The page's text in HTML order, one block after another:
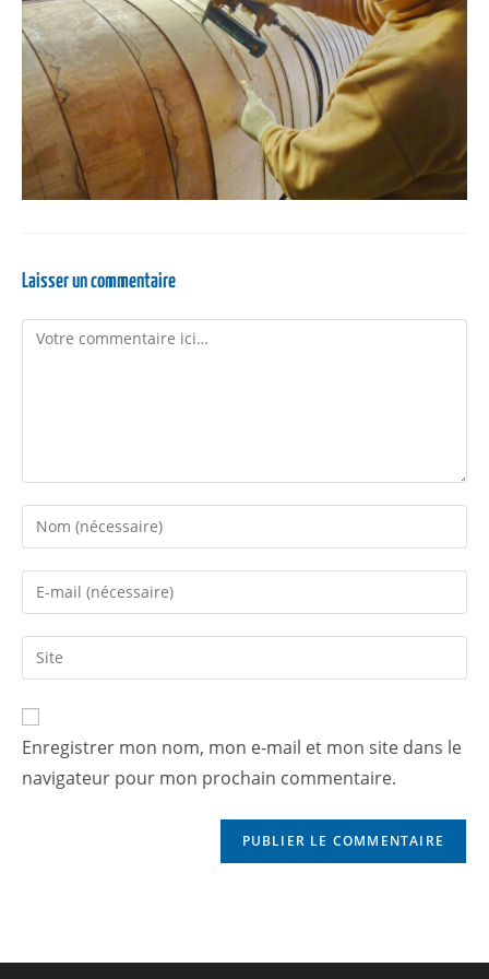
Laisser un commentaire
Enregistrer mon nom, mon e-mail et mon site dans le
navigateur pour mon prochain commentaire.